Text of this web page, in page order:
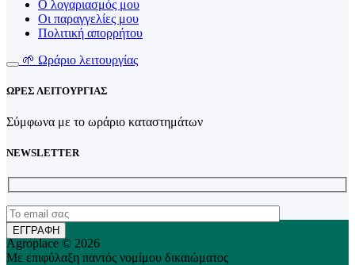
Ο λογαριασμός μου
Οι παραγγελίες μου
Πολιτική απορρήτου
🌱 Ωράριο λειτουργίας
ΩΡΕΣ ΛΕΙΤΟΥΡΓΙΑΣ
Σύμφωνα με το ωράριο καταστημάτων
NEWSLETTER
Agroplace © 2026
Με επιφύλαξη παντός νομίμου δικαιώματος